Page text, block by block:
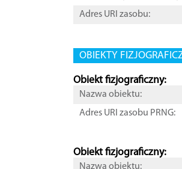
Adres URI zasobu:
OBIEKTY
Obiekt fizjograficzny:
Nazwa obiektu:
Adres URI zasobu PRNG:
Obiekt fizjograficzny:
Nazwa obiektu: